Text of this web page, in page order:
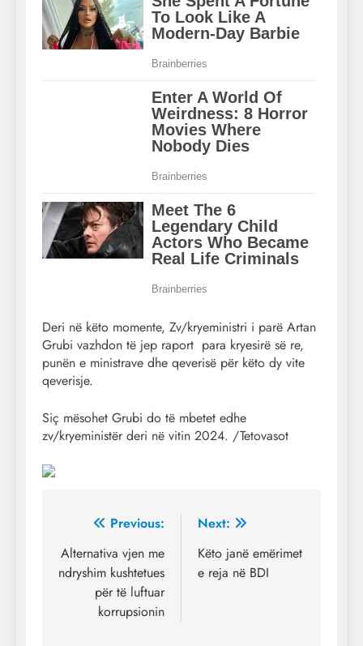
Deri në këto momente, Zv/kryeministri i parë Artan
Grubi vazhdon të jep raport para kryesirë së re,
punën e ministrave dhe qeverisë për këto dy vite
qeverisje.
Siç mësohet Grubi do të mbetet edhe
zv/kryeministër deri në vitin 2024. /Tetovasot
Post
navigation
Previous:
Alternativa vjen me
ndryshim kushtetues
për të luftuar
korrupsionin
Next:
Këto janë emërimet
e reja në BDI